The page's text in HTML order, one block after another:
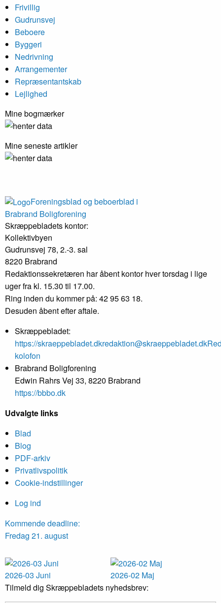
Frivillig
Gudrunsvej
Beboere
Byggeri
Nedrivning
Arrangementer
Repræsentant­skab
Lejlighed
Mine bogmærker
Mine seneste artikler
Foreningsblad og beboerblad i
Brabrand Boligforening
Skræppebladets kontor:
Kollektivbyen
Gudrunsvej 78, 2.-3. sal
8220 Brabrand
Redaktionssekretæren har åbent kontor hver torsdag i lige
uger fra kl. 15.30 til 17.00.
Ring inden du kommer på: 42 95 63 18.
Desuden åbent efter aftale.
Skræppebladet:
https://skraeppebladet.dkredaktion@skraeppebladet.dk
kolofon
Brabrand Boligforening
Edwin Rahrs Vej 33, 8220 Brabrand
https://bbbo.dk
Udvalgte links
Blad
Blog
PDF-arkiv
Privatlivspolitik
Cookie-indstillinger
Log ind
Kommende deadline:
Fredag 21. august
2026-03 Juni
2026-02 Maj
Tilmeld dig Skræppebladets nyhedsbrev: